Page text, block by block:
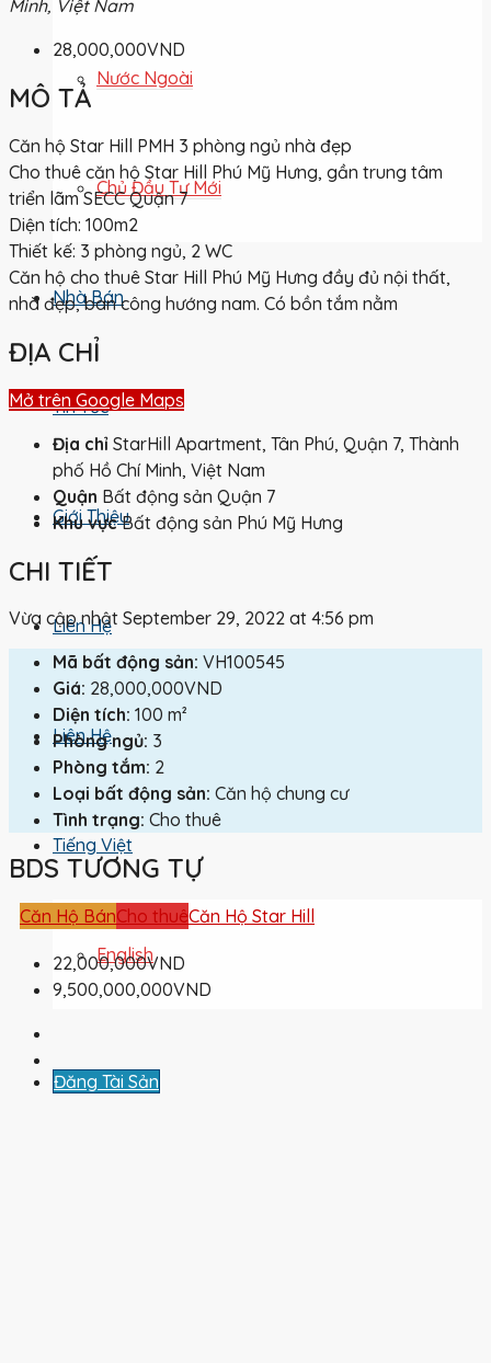
Nước Ngoài
Chủ Đầu Tư Mới
Nhà Bán
Tin Tức
Giới Thiệu
Liên Hệ
Liên Hệ
Tiếng Việt
English
Đăng Tài Sản
Minh, Việt Nam
28,000,000VND
MÔ TẢ
Căn hộ Star Hill PMH 3 phòng ngủ nhà đẹp
Cho thuê căn hộ Star Hill Phú Mỹ Hưng, gần trung tâm
triển lãm SECC Quận 7
Diện tích: 100m2
Thiết kế: 3 phòng ngủ, 2 WC
Căn hộ cho thuê Star Hill Phú Mỹ Hưng đầy đủ nội thất,
nhà đẹp, ban công hướng nam. Có bồn tắm nằm
ĐỊA CHỈ
Mở trên Google Maps
Địa chỉ StarHill Apartment, Tân Phú, Quận 7, Thành
phố Hồ Chí Minh, Việt Nam
Quận Bất động sản Quận 7
Khu vực Bất động sản Phú Mỹ Hưng
CHI TIẾT
Vừa cập nhật September 29, 2022 at 4:56 pm
Mã bất động sản: VH100545
Giá: 28,000,000VND
Diện tích: 100 m²
Phòng ngủ: 3
Phòng tắm: 2
Loại bất động sản: Căn hộ chung cư
Tình trạng: Cho thuê
BDS TƯƠNG TỰ
Căn Hộ BánCho thuêCăn Hộ Star Hill
22,000,000VND
9,500,000,000VND